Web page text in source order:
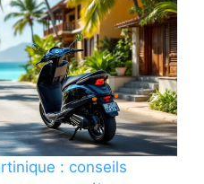
: conseils